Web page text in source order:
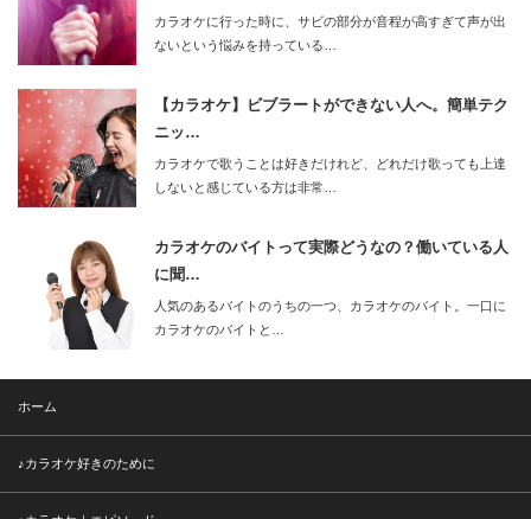
カラオケに行った時に、サビの部分が音程が高すぎて声が出
ないという悩みを持っている…
【カラオケ】ビブラートができない人へ。簡単テク
ニッ…
カラオケで歌うことは好きだけれど、どれだけ歌っても上達
しないと感じている方は非常…
カラオケのバイトって実際どうなの？働いている人
に聞…
人気のあるバイトのうちの一つ、カラオケのバイト。一口に
カラオケのバイトと…
ホーム
♪カラオケ好きのために